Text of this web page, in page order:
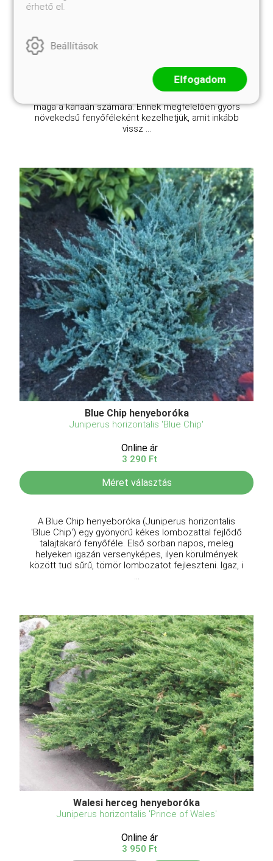
A kék arizóna-ciprus egy igénytelen, erőteljes
szárazságtűrő növény. Sivatagi, félsivatagi zord
maga a kánaán számára. Ennek megfelelően gyors
növekedsű fenyőféleként kezelhetjük, amit inkább
vissz ...
Blue Chip henyeboróka
Juniperus horizontalis 'Blue Chip'
Online ár
3 290 Ft
Méret választás
A Blue Chip henyeboróka (Juniperus horizontalis
'Blue Chip') egy gyönyörű kékes lombozattal fejlődő
talajtakaró fenyőféle. Első sorban napos, meleg
helyeken igazán versenyképes, ilyen körülmények
között tud sűrű, tömör lombozatot fejleszteni. Igaz, i
...
Walesi herceg henyeboróka
Juniperus horizontalis 'Prince of Wales'
Online ár
3 950 Ft
érhető el.
Beállítások
Elfogadom